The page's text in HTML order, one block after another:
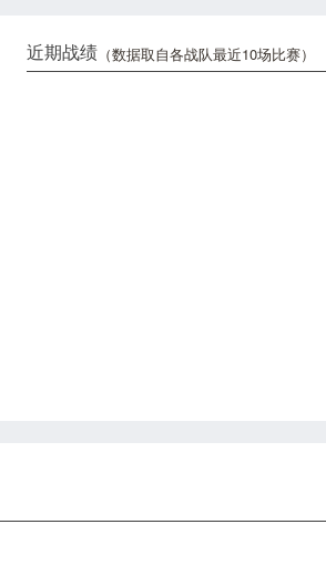
近期战绩 （数据取自各战队最近10场比赛）